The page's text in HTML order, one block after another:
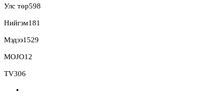
Улс төр598
Нийгэм181
Мэдээ1529
MOJO12
TV306